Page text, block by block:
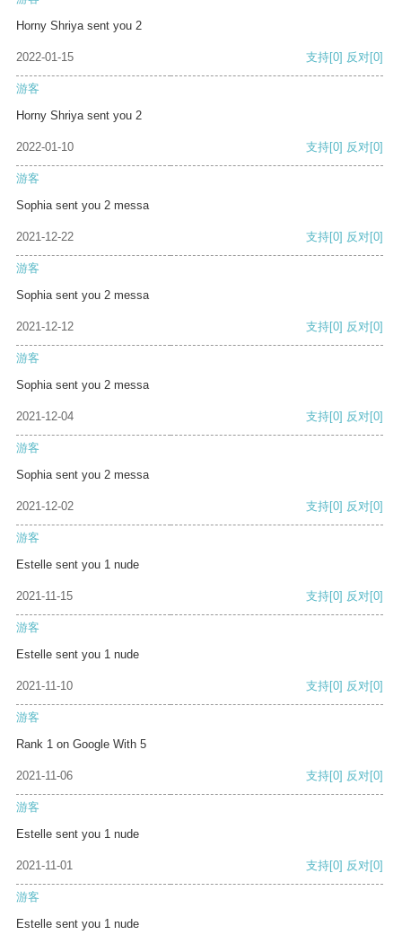
Horny Shriya sent you 2
2022-01-15 支持[0] 反对[0]
游客
Horny Shriya sent you 2
2022-01-10 支持[0] 反对[0]
游客
Sophia sent you 2 messa
2021-12-22 支持[0] 反对[0]
游客
Sophia sent you 2 messa
2021-12-12 支持[0] 反对[0]
游客
Sophia sent you 2 messa
2021-12-04 支持[0] 反对[0]
游客
Sophia sent you 2 messa
2021-12-02 支持[0] 反对[0]
游客
Estelle sent you 1 nude
2021-11-15 支持[0] 反对[0]
游客
Estelle sent you 1 nude
2021-11-10 支持[0] 反对[0]
游客
Rank 1 on Google With 5
2021-11-06 支持[0] 反对[0]
游客
Estelle sent you 1 nude
2021-11-01 支持[0] 反对[0]
游客
Estelle sent you 1 nude